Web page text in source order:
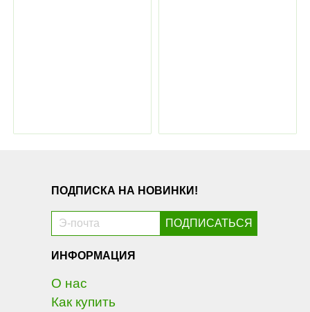
ПОДПИСКА НА НОВИНКИ!
ИНФОРМАЦИЯ
О нас
Как купить